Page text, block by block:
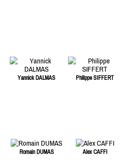
Yannick DALMAS Philippe SIFFERT
Romain DUMAS Alex CAFFI